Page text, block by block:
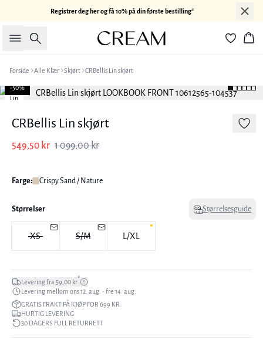
Registrer deg her og få 10% på din første bestilling*
Søk
Forside Alle Klær Skjørt CRBellis Lin skjørt
Lin
-50%
CRBellis Lin skjørt
549,50 kr 1 099,00 kr
Farge: Crispy Sand / Nature
Størrelser Størrelsesguide
XS S/M L/XL
Levering fra 59,00 kr*
Levering mellom ons 12. aug. - fre 14. aug.
GRATIS FRAKT PÅ KJØP FOR 699 KR.
HURTIG LEVERING
30 DAGERS FULL RETURRETT